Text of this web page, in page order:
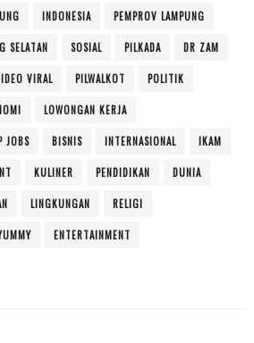
INDONESIA PEMPROV LAMPUNG
SELATAN SOSIAL PILKADA DR ZAM
VIRAL PILWALKOT POLITIK
LOWONGAN KERJA
JOBS BISNIS INTERNASIONAL IKAM
KULINER PENDIDIKAN DUNIA
LINGKUNGAN RELIGI
ENTERTAINMENT